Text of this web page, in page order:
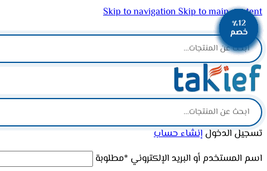
Skip to navigationSkip to main content
ADD ANYTHING HERE OR JUST REMOVE IT…
تسجيل الدخول إنشاء حساب
اسم المستخدم أو البريد الإلكتروني *مطلوبة
٪12
خصم
٪10
خصم
٪12
خصم
٪12
خصم
٪13
خصم
٪11
خصم
٪10
خصم
٪12
خصم
٪12
خصم